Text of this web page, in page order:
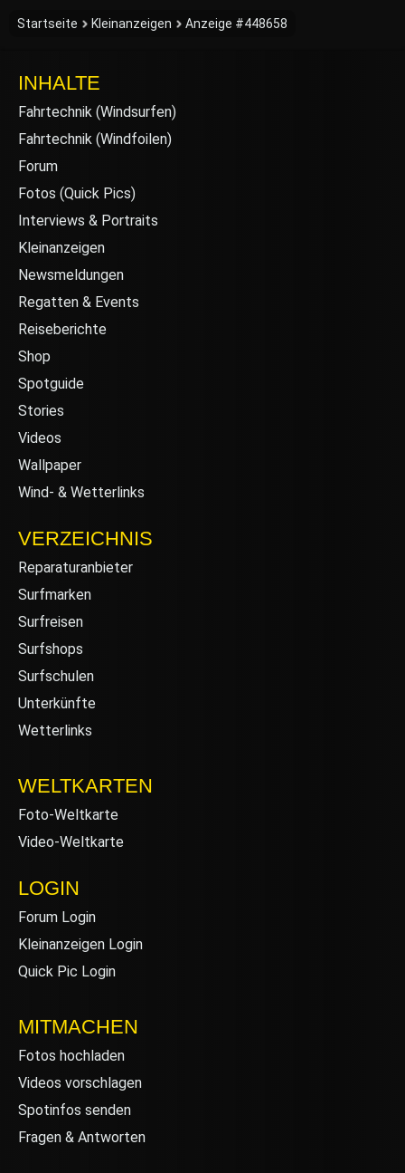
Startseite Kleinanzeigen Anzeige #448658
INHALTE
Fahrtechnik (Windsurfen)
Fahrtechnik (Windfoilen)
Forum
Fotos (Quick Pics)
Interviews & Portraits
Kleinanzeigen
Newsmeldungen
Regatten & Events
Reiseberichte
Shop
Spotguide
Stories
Videos
Wallpaper
Wind- & Wetterlinks
VERZEICHNIS
Reparaturanbieter
Surfmarken
Surfreisen
Surfshops
Surfschulen
Unterkünfte
Wetterlinks
WELTKARTEN
Foto-Weltkarte
Video-Weltkarte
LOGIN
Forum Login
Kleinanzeigen Login
Quick Pic Login
MITMACHEN
Fotos hochladen
Videos vorschlagen
Spotinfos senden
Fragen & Antworten